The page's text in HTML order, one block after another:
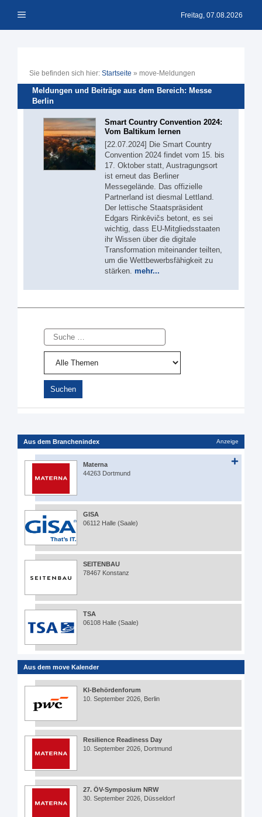
Inhalt Menü Freitag, 07.08.2026
Sie befinden sich hier: Startseite » move-Meldungen
Meldungen und Beiträge aus dem Bereich: Messe
Berlin
Smart Country Convention 2024:
Vom Baltikum lernen
[22.07.2024] Die Smart Country
Convention 2024 findet vom 15. bis
17. Oktober statt, Austragungsort
ist erneut das Berliner
Messegelände. Das offizielle
Partnerland ist diesmal Lettland.
Der lettische Staatspräsident
Edgars Rinkēvičs betont, es sei
wichtig, dass EU-Mitgliedsstaaten
ihr Wissen über die digitale
Transformation miteinander teilten,
um die Wettbewerbsfähigkeit zu
stärken. mehr...
Suche
Aus dem Branchenindex Anzeige
Materna
44263 Dortmund
GISA
06112 Halle (Saale)
SEITENBAU
78467 Konstanz
TSA
06108 Halle (Saale)
Aus dem move Kalender
KI-Behördenforum
10. September 2026, Berlin
Resilience Readiness Day
10. September 2026, Dortmund
27. ÖV-Symposium NRW
30. September 2026, Düsseldorf